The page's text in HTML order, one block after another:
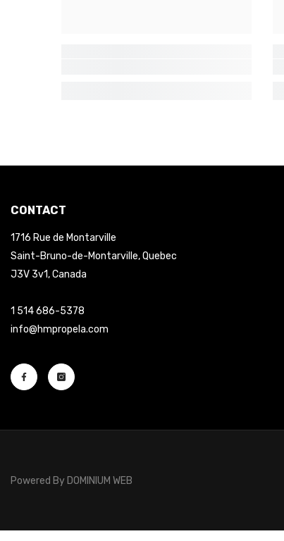
CONTACT
1716 Rue de Montarville
Saint-Bruno-de-Montarville, Quebec
J3V 3v1, Canada
1 514 686-5378
info@hmpropela.com
Powered By DOMINIUM WEB